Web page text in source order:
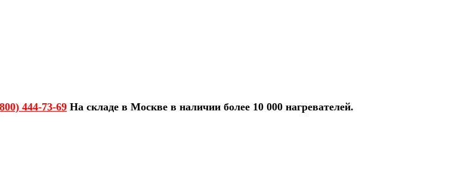
444-73-69 На складе в Москве в наличии более 10 000 нагревателей.